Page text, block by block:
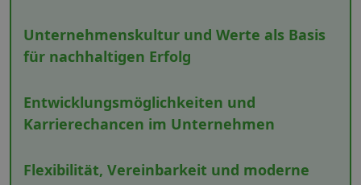
Unternehmenskultur und Werte als Basis
für nachhaltigen Erfolg
Entwicklungsmöglichkeiten und
Karrierechancen im Unternehmen
Flexibilität, Vereinbarkeit und moderne